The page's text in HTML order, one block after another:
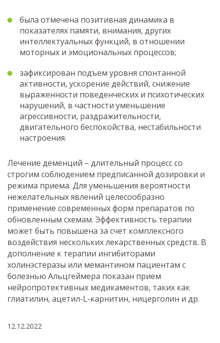
была отмечена позитивная динамика в
показателях памяти, внимания, других
интеллектуальных функций, в отношении
моторных и эмоциональных процессов;
зафиксирован подъем уровня спонтанной
активности, ускорение действий, снижение
выраженности поведенческих и психотических
нарушений, в частности уменьшение
агрессивности, раздражительности,
двигательного беспокойства, нестабильности
настроения.
Лечение деменций – длительный процесс со
строгим соблюдением предписанной дозировки и
режима приема. Для уменьшения вероятности
нежелательных явлений целесообразно
применение современных форм препаратов по
обновленным схемам. Эффективность терапии
может быть повышена за счет комплексного
воздействия нескольких лекарственных средств. В
дополнение к терапии ингибиторами
холинэстеразы или мемантином пациентам с
болезнью Альцгеймера показан прием
нейропротективных медикаментов, таких как
глиатилин, ацетил-L-карнитин, ницерголин и др.
12.12.2022